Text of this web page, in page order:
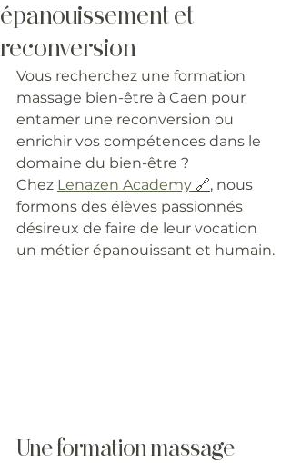
épanouissement et
reconversion
Vous recherchez une formation
massage bien-être à Caen pour
entamer une reconversion ou
enrichir vos compétences dans le
domaine du bien-être ?
Chez Lenazen Academy 🔗, nous
formons des élèves passionnés
désireux de faire de leur vocation
un métier épanouissant et humain.
Une formation massage